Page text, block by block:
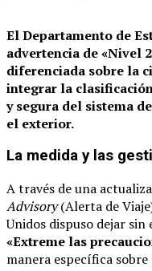
El Departamento de
advertencia de «Nivel
diferenciada sobre la
integrar la
y segura del sistema
el exterior.
La medida y las
A través de una
Advisory(Alerta de
Unidos dispuso dejar
«Extreme las
manera específica